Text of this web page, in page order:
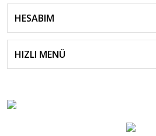
HESABIM
HIZLI MENÜ